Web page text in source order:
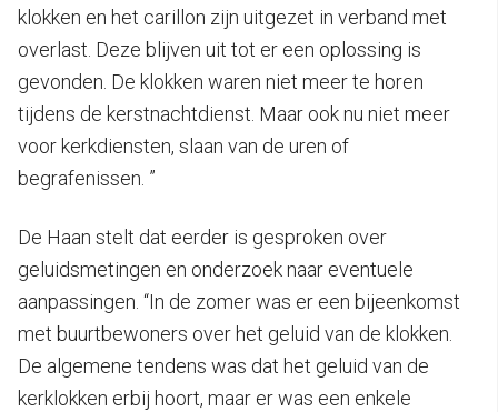
klokken en het carillon zijn uitgezet in verband met
overlast. Deze blijven uit tot er een oplossing is
gevonden. De klokken waren niet meer te horen
tijdens de kerstnachtdienst. Maar ook nu niet meer
voor kerkdiensten, slaan van de uren of
begrafenissen. ”
De Haan stelt dat eerder is gesproken over
geluidsmetingen en onderzoek naar eventuele
aanpassingen. “In de zomer was er een bijeenkomst
met buurtbewoners over het geluid van de klokken.
De algemene tendens was dat het geluid van de
kerklokken erbij hoort, maar er was een enkele